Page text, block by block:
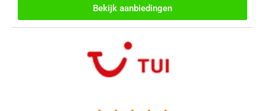
Bekijk aanbiedingen